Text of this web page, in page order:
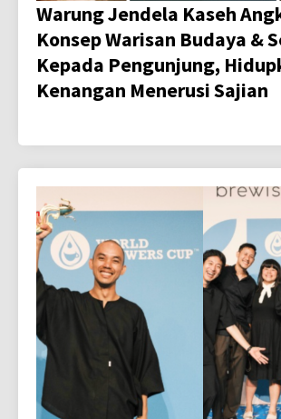
Warung Jendela Kaseh
Konsep Warisan Budaya &
Kepada Pengunjung,
Kenangan Menerusi Sajian